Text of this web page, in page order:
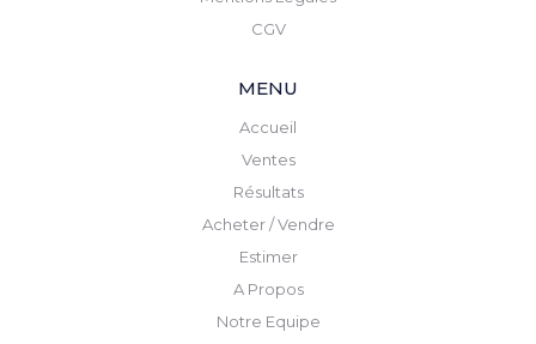
CGV
MENU
Accueil
Ventes
Résultats
Acheter / Vendre
Estimer
A Propos
Notre Equipe